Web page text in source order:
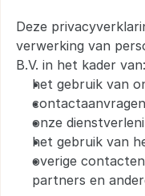
Deze
verwerking van
B.V. in het kader van:
het gebruik van
onze
het gebruik van
overige
partners en